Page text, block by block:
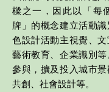
樑之一，因此以「每
牌」的概念建立活動
色設計活動主視覺、
藝術教育、企業識別
參與，擴及投入城市
共創、社會設計等。